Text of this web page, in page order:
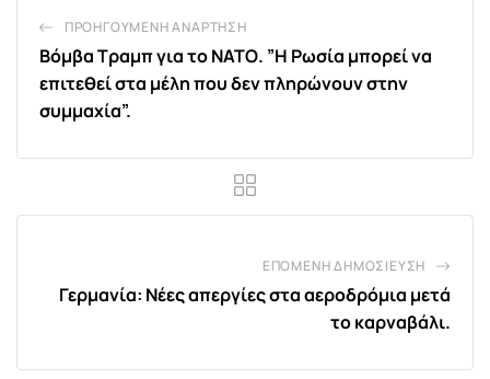
ΠΡΟΗΓΟΎΜΕΝΗ ΑΝΆΡΤΗΣΗ
Βόμβα Τραμπ για το ΝΑΤΟ. ”Η Ρωσία μπορεί να
επιτεθεί στα μέλη που δεν πληρώνουν στην
συμμαχία”.
ΕΠΌΜΕΝΗ ΔΗΜΟΣΊΕΥΣΗ
Γερμανία: Νέες απεργίες στα αεροδρόμια μετά
το καρναβάλι.